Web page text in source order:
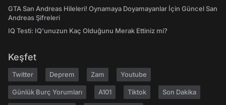
GTA San Andreas Hileleri! Oynamaya Doyamayanlar İçin Güncel San
Andreas Şifreleri
IQ Testi: IQ'unuzun Kaç Olduğunu Merak Ettiniz mi?
Keşfet
Twitter Deprem Zam Youtube
Günlük Burç Yorumları A101 Tiktok Son Dakika